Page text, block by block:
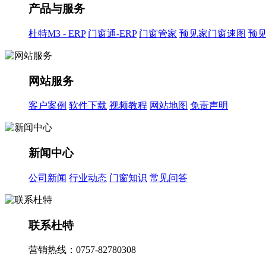
产品与服务
杜特M3 - ERP 门窗通-ERP 门窗管家 预见家门窗速图 预
网站服务
客户案例 软件下载 视频教程 网站地图 免责声明
新闻中心
公司新闻 行业动态 门窗知识 常见问答
联系杜特
营销热线：0757-82780308